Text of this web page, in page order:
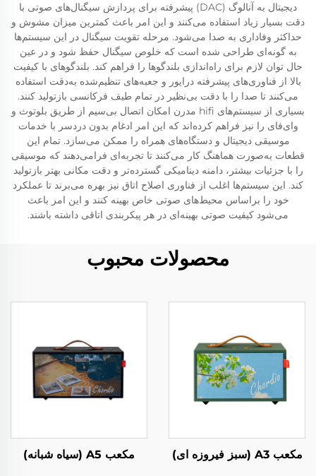
دیجیتال به آنالوگ (DAC) پیشرفته برای پردازش سیگنال‌های صوتی با
دقت بسیار زیاد استفاده می‌کنند و این امر باعث کمترین میزان مشوش و
حداکثر وفاداری به صدا می‌شود. مرحله تقویت سیگنال در این سیستم‌ها
به گونه‌ای طراحی شده است که خلوص سیگنال حفظ شود و در عین
حال توان لازم برای راه‌اندازی بلندگوها را فراهم کند. بلندگوهای با کیفیت
بالا از فناوری‌های پیشرفته درایور و جعبه‌های تنظیم‌شده به‌دقت استفاده
می‌کنند تا صدا را با دقت بی‌نظیر در تمام طیف فرکانسی بازتولید کنند.
بسیاری از سیستم‌های hifi مدرن امکان اتصال بی‌سیم از طریق بلوتوث و
وای‌فای را نیز فراهم کرده‌اند که این امر ادغام بدون دردسر با خدمات
موسیقی دیجیتال و دستگاه‌های همراه را ممکن می‌سازد. تمام این
قطعات به‌صورت هماهنگ کار می‌کنند تا تجربه‌ای فرامی‌دهند که موسیقی
را با جزئیات بیشتر، دامنه دینامیکی گسترده‌تر و دقت مکانی بهتر بازتولید
کند. این سیستم‌ها اغلب از فناوری اصلاح اتاق نیز بهره می‌برند تا عملکرد
خود را براساس محیط‌های صوتی خاص بهینه کنند و این امر باعث
می‌شود کیفیت صوتی بهینه‌ای در هر پیکربندی اتاقی داشته باشند.
محصولات محبوب
مکعب A3 (سبز فیروزه ای) مکعب A5 (سیاه شبانه)